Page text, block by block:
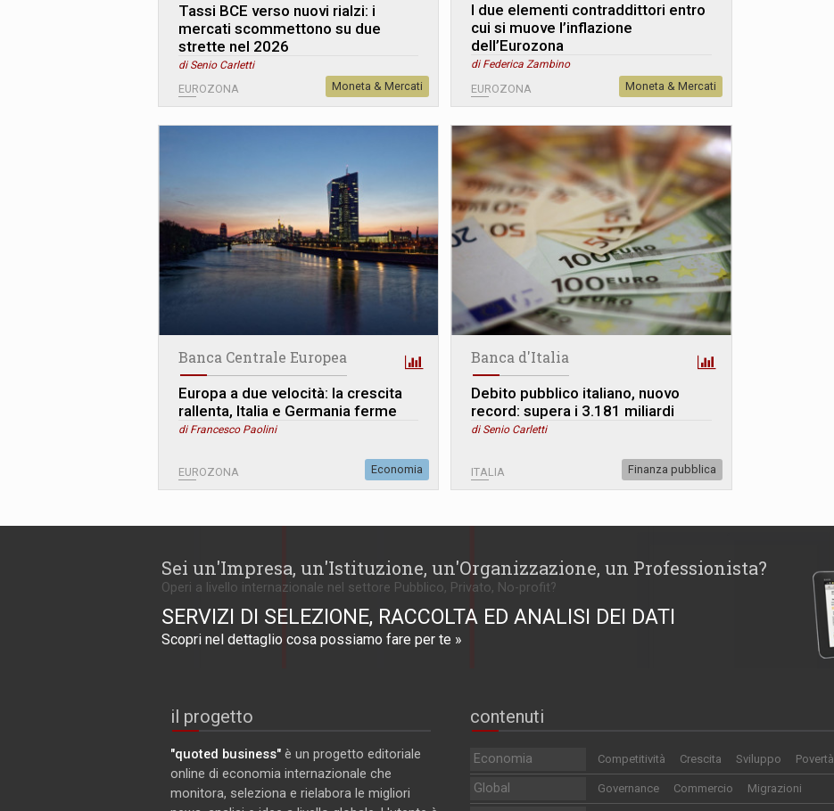
Tassi BCE verso nuovi rialzi: i
mercati scommettono su due
strette nel 2026
di Senio Carletti
EUROZONA Moneta & Mercati
I due elementi contraddittori entro
cui si muove l’inflazione
dell’Eurozona
di Federica Zambino
EUROZONA Moneta & Mercati
Banca Centrale Europea
Europa a due velocità: la crescita
rallenta, Italia e Germania ferme
di Francesco Paolini
EUROZONA Economia
Banca d'Italia
Debito pubblico italiano, nuovo
record: supera i 3.181 miliardi
di Senio Carletti
ITALIA Finanza pubblica
Sei un'Impresa, un'Istituzione, un'Organizzazione, un Professionista?
Operi a livello internazionale nel settore Pubblico, Privato, No-profit?
SERVIZI DI SELEZIONE, RACCOLTA ED ANALISI DEI DATI
Scopri nel dettaglio cosa possiamo fare per te »
il progetto
"quoted business" è un progetto editoriale
online di economia internazionale che
monitora, seleziona e rielabora le migliori
contenuti
Economia Competitività Crescita Sviluppo Povertà
Global Governance Commercio Migrazioni